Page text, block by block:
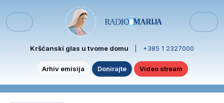
Menu
Kršćanski glas u tvome domu +385 1 2327000
Arhiv emisija Donirajte Video stream